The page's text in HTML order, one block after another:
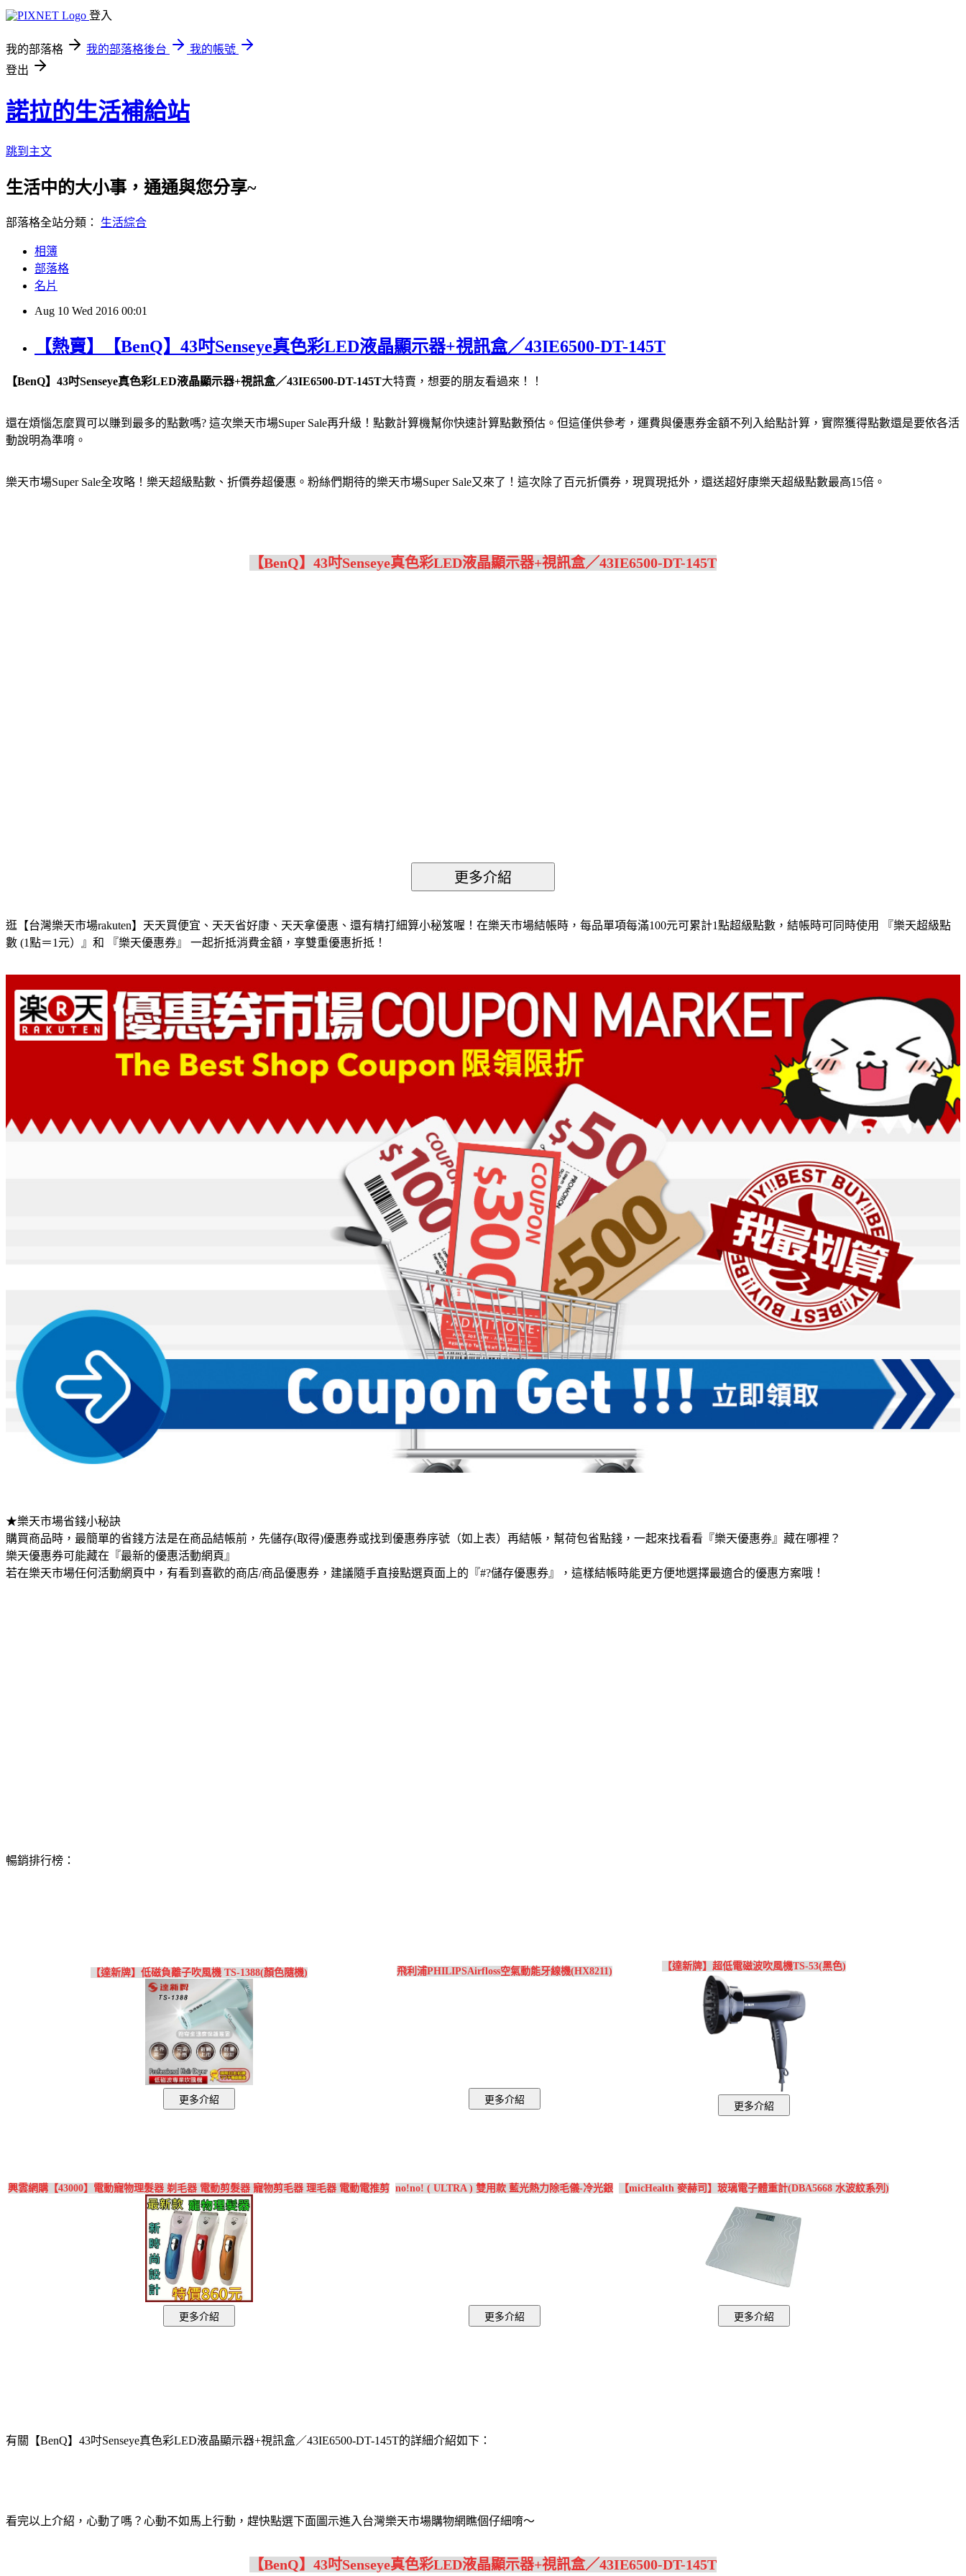
登入
我的部落格 我的部落格後台
我的帳號
登出
諾拉的生活補給站
跳到主文
生活中的大小事，通通與您分享~
部落格全站分類： 生活綜合
相簿
部落格
名片
Aug 10 Wed 2016 00:01
【熱賣】【BenQ】43吋Senseye真色彩LED液晶顯示器+視訊盒／43IE6500-DT-145T
【BenQ】43吋Senseye真色彩LED液晶顯示器+視訊盒／43IE6500-DT-145T大特賣，想要的朋友看過來！！
還在煩惱怎麼買可以賺到最多的點數嗎? 這次樂天市場Super Sale再升級！點數計算機幫你快速計算點數預估。但這僅供參考，運費與優惠券金額不列入給點計算，實際獲得點數還是要依各活
動說明為準唷。
樂天市場Super Sale全攻略！樂天超級點數、折價券超優惠。粉絲們期待的樂天市場Super Sale又來了！這次除了百元折價券，現買現抵外，還送超好康樂天超級點數最高15倍。
【BenQ】43吋Senseye真色彩LED液晶顯示器+視訊盒／43IE6500-DT-145T
逛【台灣樂天市場rakuten】天天買便宜、天天省好康、天天拿優惠、還有精打細算小秘笈喔！在樂天市場結帳時，每品單項每滿100元可累計1點超級點數，結帳時可同時使用 『樂天超級點
數 (1點＝1元）』和 『樂天優惠券』 一起折抵消費金額，享雙重優惠折抵！
★樂天市場省錢小秘訣
購買商品時，最簡單的省錢方法是在商品結帳前，先儲存(取得)優惠券或找到優惠券序號（如上表）再結帳，幫荷包省點錢，一起來找看看『樂天優惠券』藏在哪裡？
樂天優惠券可能藏在『最新的優惠活動網頁』
若在樂天市場任何活動網頁中，有看到喜歡的商店/商品優惠券，建議隨手直接點選頁面上的『#?儲存優惠券』，這樣結帳時能更方便地選擇最適合的優惠方案哦！
暢銷排行榜：
【達新牌】低磁負離子吹風機 TS-1388(顏色隨機) 飛利浦PHILIPSAirfloss空氣動能牙線機(HX8211) 【達新牌】超低電磁波吹風機TS-53(黑色)
興雲網購【43000】電動寵物理髮器 剃毛器 電動剪髮器 寵物剪毛器 理毛器 電動電推剪 no!no! ( ULTRA ) 雙用款 藍光熱力除毛儀-冷光銀 【micHealth 麥赫司】玻璃電子體重計(DBA5668 水波紋系列)
有關【BenQ】43吋Senseye真色彩LED液晶顯示器+視訊盒／43IE6500-DT-145T的詳細介紹如下：
看完以上介紹，心動了嗎？心動不如馬上行動，趕快點選下面圖示進入台灣樂天市場購物網瞧個仔細唷～
【BenQ】43吋Senseye真色彩LED液晶顯示器+視訊盒／43IE6500-DT-145T